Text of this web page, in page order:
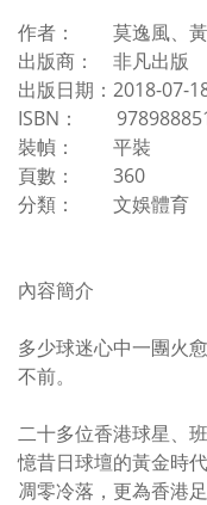
作者： 莫逸風、黃
出版商： 非凡出版
出版日期：2018-07-
ISBN：
裝幀： 平裝
頁數： 360
分類： 文娛體育
內容簡介
多少球迷心中一團火
不前。
二十多位香港球星、
憶昔日球壇的黃金時
凋零冷落，更為香港